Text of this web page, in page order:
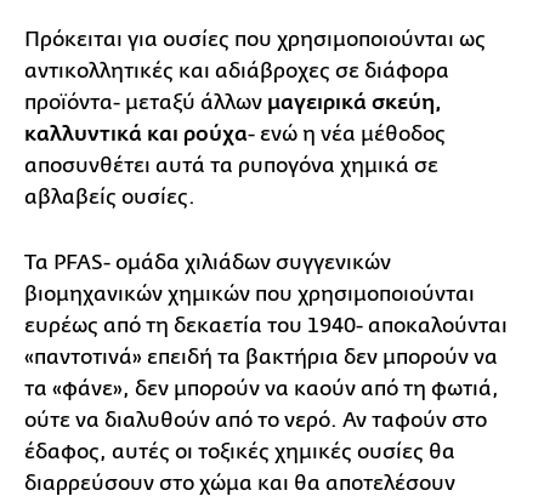
Πρόκειται για ουσίες που χρησιμοποιούνται ως
αντικολλητικές και αδιάβροχες σε διάφορα
προϊόντα- μεταξύ άλλων μαγειρικά σκεύη,
καλλυντικά και ρούχα- ενώ η νέα μέθοδος
αποσυνθέτει αυτά τα ρυπογόνα χημικά σε
αβλαβείς ουσίες.
Τα PFAS- ομάδα χιλιάδων συγγενικών
βιομηχανικών χημικών που χρησιμοποιούνται
ευρέως από τη δεκαετία του 1940- αποκαλούνται
«παντοτινά» επειδή τα βακτήρια δεν μπορούν να
τα «φάνε», δεν μπορούν να καούν από τη φωτιά,
ούτε να διαλυθούν από το νερό. Αν ταφούν στο
έδαφος, αυτές οι τοξικές χημικές ουσίες θα
διαρρεύσουν στο χώμα και θα αποτελέσουν